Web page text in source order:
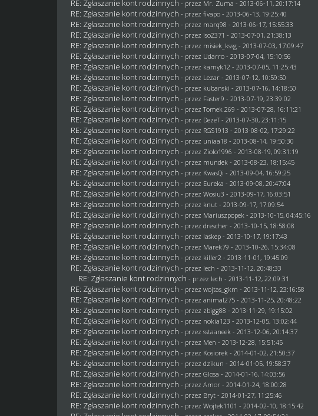
RE: Zgłaszanie kont rodzinnych - przez Mr. Zuma - 2013-06-11, 20:17:14
RE: Zgłaszanie kont rodzinnych - przezfivapo - 2013-06-13, 19:25:40
RE: Zgłaszanie kont rodzinnych - przez marq98 - 2013-06-17, 15:55:33
RE: Zgłaszanie kont rodzinnych - przez iso2371 - 2013-07-01, 21:38:13
RE: Zgłaszanie kont rodzinnych - przez misiek_kssg - 2013-07-03, 17:09:47
RE: Zgłaszanie kont rodzinnych - przez Udarro - 2013-07-04, 15:10:56
RE: Zgłaszanie kont rodzinnych - przez kamyk12 - 2013-07-05, 11:25:43
RE: Zgłaszanie kont rodzinnych - przez Lezar - 2013-07-12, 10:59:50
RE: Zgłaszanie kont rodzinnych - przez kubanski - 2013-07-16, 14:18:50
RE: Zgłaszanie kont rodzinnych - przez Faster9 - 2013-07-19, 23:39:02
RE: Zgłaszanie kont rodzinnych - przezTomek 269 - 2013-07-28, 16:11:21
RE: Zgłaszanie kont rodzinnych - przez DezeT- 2013-07-30, 23:11:15
RE: Zgłaszanie kont rodzinnych - przez RGS1913 - 2013-08-02, 17:29:22
RE: Zgłaszanie kont rodzinnych - przez uniaa18 - 2013-08-14, 19:50:30
RE: Zgłaszanie kont rodzinnych - przez Ziolo1996 - 2013-08-19, 09:31:19
RE: Zgłaszanie kont rodzinnych - przez mundek - 2013-08-23, 18:15:45
RE: Zgłaszanie kont rodzinnych - przez KwasQi - 2013-09-04, 16:59:25
RE: Zgłaszanie kont rodzinnych - przez Eureka - 2013-09-08, 20:47:04
RE: Zgłaszanie kont rodzinnych - przezWosiu3 - 2013-09-17, 16:03:51
RE: Zgłaszanie kont rodzinnych - przez knut - 2013-09-17, 17:09:54
RE: Zgłaszanie kont rodzinnych - przez Mariuszpopek - 2013-10-15, 04:45:16
RE: Zgłaszanie kont rodzinnych - przezdrescher - 2013-10-15, 18:58:08
RE: Zgłaszanie kont rodzinnych - przez laskep - 2013-10-17, 19:17:43
RE: Zgłaszanie kont rodzinnych - przez Marek79 - 2013-10-26, 15:34:08
RE: Zgłaszanie kont rodzinnych - przez killer2 - 2013-11-01, 19:45:09
RE: Zgłaszanie kont rodzinnych - przez lech - 2013-11-12, 20:48:33
RE: Zgłaszanie kont rodzinnych - przez lech - 2013-11-12, 22:09:31
RE: Zgłaszanie kont rodzinnych - przezwojtas_gkm - 2013-11-12, 23:16:58
RE: Zgłaszanie kont rodzinnych - przez animal275 - 2013-11-25, 20:48:22
RE: Zgłaszanie kont rodzinnych - przez zbigg88 - 2013-11-29, 19:15:02
RE: Zgłaszanie kont rodzinnych - przez nokia123 - 2013-12-05, 13:02:44
RE: Zgłaszanie kont rodzinnych - przezsstaaneek - 2013-12-06, 20:14:37
RE: Zgłaszanie kont rodzinnych - przez Men - 2013-12-28, 15:51:45
RE: Zgłaszanie kont rodzinnych - przez Kosiorek - 2014-01-02, 21:50:37
RE: Zgłaszanie kont rodzinnych - przezdzikun - 2014-01-05, 19:58:37
RE: Zgłaszanie kont rodzinnych - przezGlosa - 2014-01-16, 14:03:56
RE: Zgłaszanie kont rodzinnych - przez Amor - 2014-01-24, 18:00:28
RE: Zgłaszanie kont rodzinnych - przez Bryt - 2014-01-27, 11:25:46
RE: Zgłaszanie kont rodzinnych - przezWojtek1101 - 2014-02-10, 18:15:42